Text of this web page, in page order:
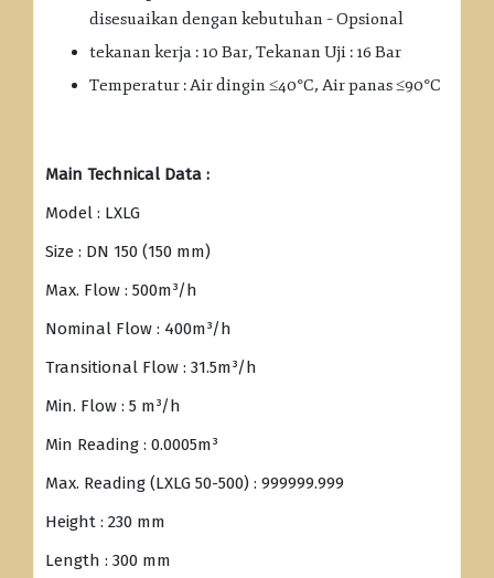
disesuaikan dengan kebutuhan – Opsional
tekanan kerja : 10 Bar, Tekanan Uji : 16 Bar
Temperatur : Air dingin ≤40°C, Air panas ≤90°C
Main Technical Data :
Model : LXLG
Size : DN 150 (150 mm)
Max. Flow : 500m³/h
Nominal Flow : 400m³/h
Transitional Flow : 31.5m³/h
Min. Flow : 5 m³/h
Min Reading : 0.0005m³
Max. Reading (LXLG 50-500) : 999999.999
Height : 230 mm
Length : 300 mm